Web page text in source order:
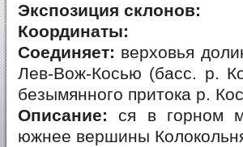
Экспозиция склонов:
Координаты:
Соединяет: верховья
Лев-Вож-Косью (басс. р.
безымянного притока р.
Описание: ся в горном
южнее вершины